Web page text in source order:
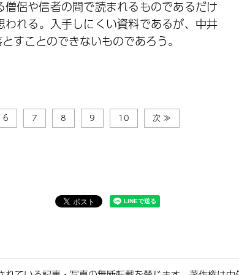
僧侶や信者の間で読まれるものであるだけ
れる。入手しにくい資料であるが、中井
すことのできないものであろう。
6 7 8 9 10 次 ≫